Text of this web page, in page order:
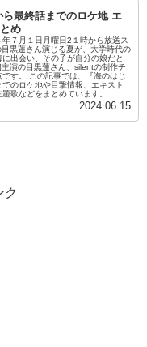
最終話までのロケ地 エ
め
年７月１日月曜日2１時から放送ス
黒蓮さん演じる夏が、大学時代の
出会い、その子が自分の娘だと
演の目黒蓮さん、silentの制作チ
す。 この記事では、『海のはじ
のロケ地や目撃情報、エキスト
歌などをまとめています。
2024.06.15
ク